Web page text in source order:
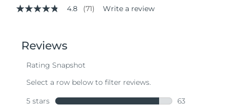
4.8
stars,
rating
value.
Same
4.8 (71) Write a review